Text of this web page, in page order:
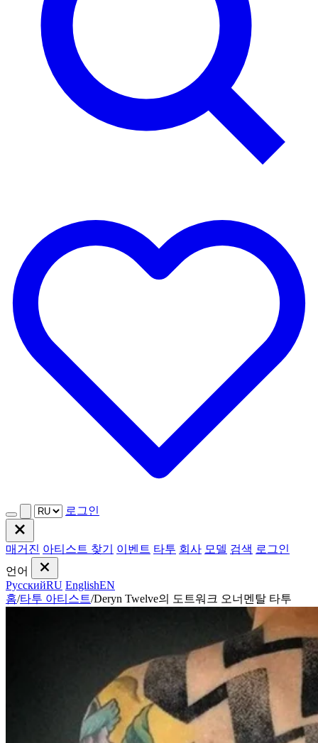
로그인
매거진 아티스트 찾기 이벤트 타투 회사 모델 검색 로그인
언어
РусскийRU EnglishEN
홈/타투 아티스트/Deryn Twelve의 도트워크 오너멘탈 타투